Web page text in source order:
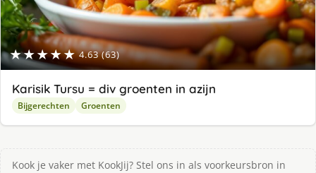
★★★★★ 4.63 (63)
Karisik Tursu = div groenten in azijn
Bijgerechten Groenten
Kook je vaker met KookJij? Stel ons in als voorkeursbron in